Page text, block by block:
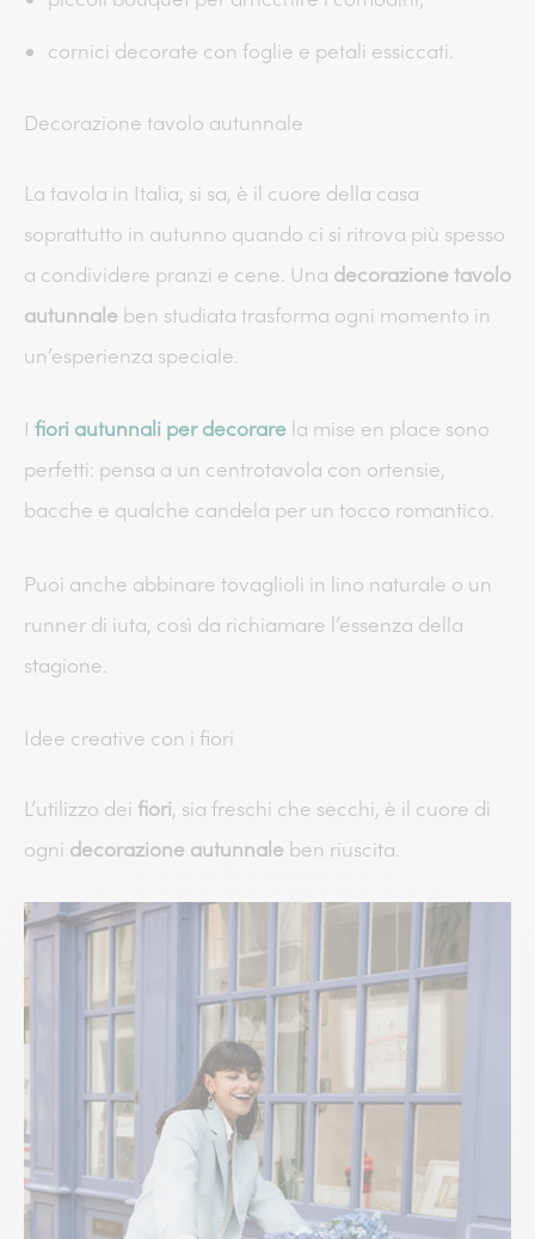
cornici decorate con foglie e petali essiccati.
Decorazione tavolo autunnale
La tavola in Italia, si sa, è il cuore della casa
soprattutto in autunno quando ci si ritrova più spesso
a condividere pranzi e cene. Una decorazione tavolo
autunnale ben studiata trasforma ogni momento in
un’esperienza speciale.
I fiori autunnali per decorare la mise en place sono
perfetti: pensa a un centrotavola con ortensie,
bacche e qualche candela per un tocco romantico.
Puoi anche abbinare tovaglioli in lino naturale o un
runner di iuta, così da richiamare l’essenza della
stagione.
Idee creative con i fiori
L’utilizzo dei fiori, sia freschi che secchi, è il cuore di
ogni decorazione autunnale ben riuscita.